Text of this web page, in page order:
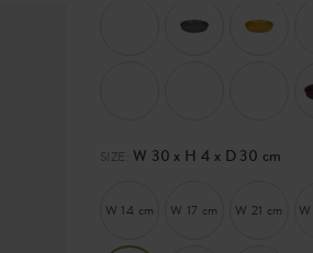
SIZE: W 30 x H 4 x D 30 cm
W 14 cm W 17 cm W 21 cm